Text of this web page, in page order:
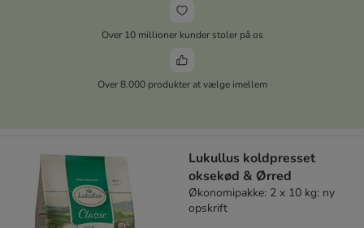
Over 10 millioner kunder stoler på os
Over 8.000 produkter at vælge imellem
Lukullus koldpresset
oksekød & Ørred
Økonomipakke: 2 x 10 kg: ny
opskrift